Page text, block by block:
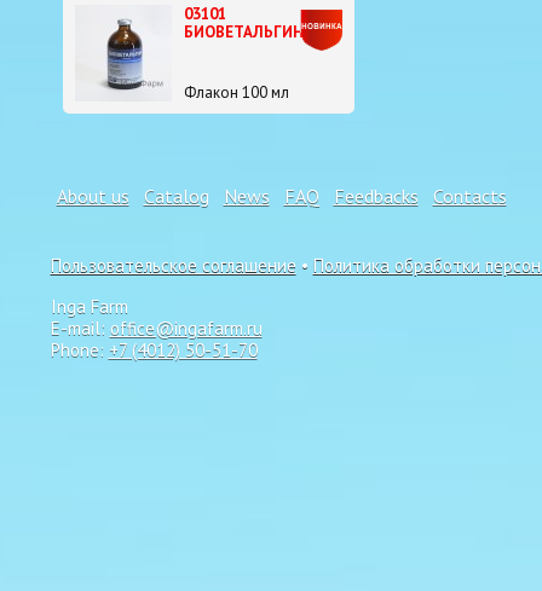
03101
БИОВЕТАЛЬГИН
Флакон 100 мл
About us Catalog News FAQ Feedbacks Contacts
Пользовательское соглашение • Политика обработки
Inga Farm
E-mail: office@ingafarm.ru
Phone: +7 (4012) 50-51-70